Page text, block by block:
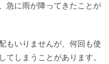
急に雨が降ってきたことが
もいりませんが、何回も使
てしまうことがあります。